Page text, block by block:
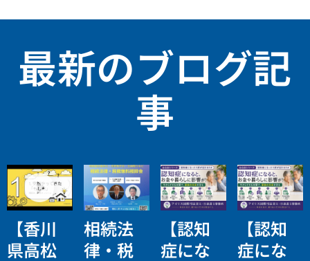
最新のブログ記
事
【香川
県高松
相続法
律・税
【認知
症にな
【認知
症にな